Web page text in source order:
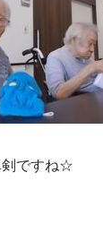
剣ですね☆